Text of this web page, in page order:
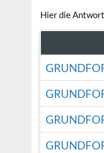
Hier die